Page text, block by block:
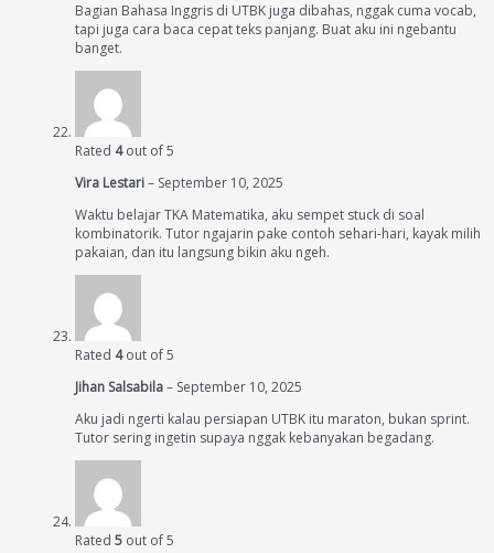
Bagian Bahasa Inggris di UTBK juga dibahas, nggak cuma vocab,
tapi juga cara baca cepat teks panjang. Buat aku ini ngebantu
banget.
Rated 4out of 5
Vira Lestari– September 10, 2025
Waktu belajar TKA Matematika, aku sempet stuck di soal
kombinatorik. Tutor ngajarin pake contoh sehari-hari, kayak milih
pakaian, dan itu langsung bikin aku ngeh.
Rated 4out of 5
Jihan Salsabila– September 10, 2025
Aku jadi ngerti kalau persiapan UTBK itu maraton, bukan sprint.
Tutor sering ingetin supaya nggak kebanyakan begadang.
Rated 5 out of 5